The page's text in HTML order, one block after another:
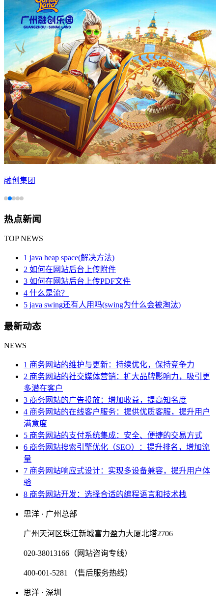
融创集团
热点新闻
TOP NEWS
1 java heap space(解决方法)
2 如何在网站后台上传附件
3 如何在网站后台上传PDF文件
4 什么是流？
5 java swing还有人用吗(swing为什么会被淘汰)
最新动态
NEWS
1 商务网站的维护与更新：持续优化，保持竞争力
2 商务网站的社交媒体营销：扩大品牌影响力，吸引更
多潜在客户
3 商务网站的广告投放：增加收益，提高知名度
4 商务网站的在线客户服务：提供优质客服，提升用户
满意度
5 商务网站的支付系统集成：安全、便捷的交易方式
6 商务网站搜索引擎优化（SEO）：提升排名，增加流
量
7 商务网站响应式设计：实现多设备兼容，提升用户体
验
8 商务网站开发：选择合适的编程语言和技术栈
思洋 · 广州总部
广州天河区珠江新城富力盈力大厦北塔2706
020-38013166（网站咨询专线）
400-001-5281 （售后服务热线）
思洋 · 深圳